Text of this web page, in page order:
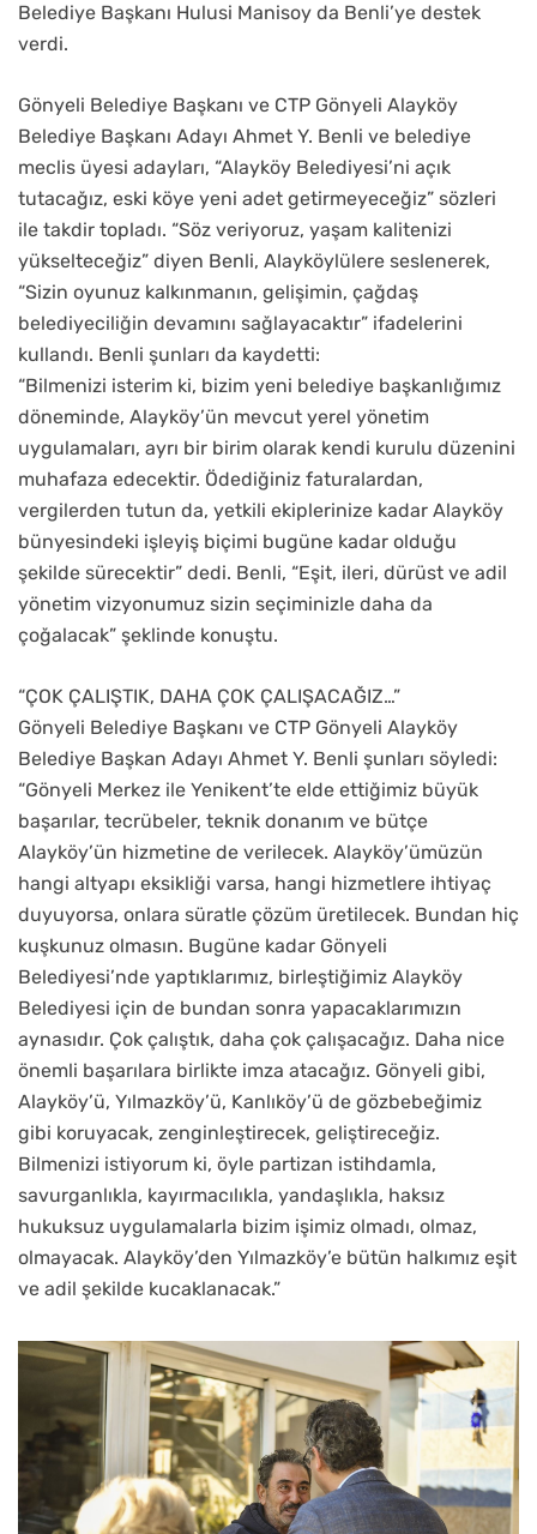
Belediye Başkanı Hulusi Manisoy da Benli’ye destek
verdi.
Gönyeli Belediye Başkanı ve CTP Gönyeli Alayköy
Belediye Başkanı Adayı Ahmet Y. Benli ve belediye
meclis üyesi adayları, “Alayköy Belediyesi’ni açık
tutacağız, eski köye yeni adet getirmeyeceğiz” sözleri
ile takdir topladı. “Söz veriyoruz, yaşam kalitenizi
yükselteceğiz” diyen Benli, Alayköylülere seslenerek,
“Sizin oyunuz kalkınmanın, gelişimin, çağdaş
belediyeciliğin devamını sağlayacaktır” ifadelerini
kullandı. Benli şunları da kaydetti:
“Bilmenizi isterim ki, bizim yeni belediye başkanlığımız
döneminde, Alayköy’ün mevcut yerel yönetim
uygulamaları, ayrı bir birim olarak kendi kurulu düzenini
muhafaza edecektir. Ödediğiniz faturalardan,
vergilerden tutun da, yetkili ekiplerinize kadar Alayköy
bünyesindeki işleyiş biçimi bugüne kadar olduğu
şekilde sürecektir” dedi. Benli, “Eşit, ileri, dürüst ve adil
yönetim vizyonumuz sizin seçiminizle daha da
çoğalacak” şeklinde konuştu.
“ÇOK ÇALIŞTIK, DAHA ÇOK ÇALIŞACAĞIZ…”
Gönyeli Belediye Başkanı ve CTP Gönyeli Alayköy
Belediye Başkan Adayı Ahmet Y. Benli şunları söyledi:
“Gönyeli Merkez ile Yenikent’te elde ettiğimiz büyük
başarılar, tecrübeler, teknik donanım ve bütçe
Alayköy’ün hizmetine de verilecek. Alayköy’ümüzün
hangi altyapı eksikliği varsa, hangi hizmetlere ihtiyaç
duyuyorsa, onlara süratle çözüm üretilecek. Bundan hiç
kuşkunuz olmasın. Bugüne kadar Gönyeli
Belediyesi’nde yaptıklarımız, birleştiğimiz Alayköy
Belediyesi için de bundan sonra yapacaklarımızın
aynasıdır. Çok çalıştık, daha çok çalışacağız. Daha nice
önemli başarılara birlikte imza atacağız. Gönyeli gibi,
Alayköy’ü, Yılmazköy’ü, Kanlıköy’ü de gözbebeğimiz
gibi koruyacak, zenginleştirecek, geliştireceğiz.
Bilmenizi istiyorum ki, öyle partizan istihdamla,
savurganlıkla, kayırmacılıkla, yandaşlıkla, haksız
hukuksuz uygulamalarla bizim işimiz olmadı, olmaz,
olmayacak. Alayköy’den Yılmazköy’e bütün halkımız eşit
ve adil şekilde kucaklanacak.”